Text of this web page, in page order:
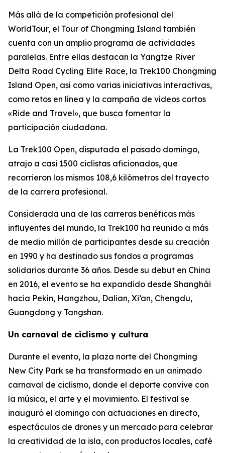
Más allá de la competición profesional del
WorldTour, el Tour of Chongming Island también
cuenta con un amplio programa de actividades
paralelas. Entre ellas destacan la Yangtze River
Delta Road Cycling Elite Race, la Trek100 Chongming
Island Open, así como varias iniciativas interactivas,
como retos en línea y la campaña de vídeos cortos
«Ride and Travel», que busca fomentar la
participación ciudadana.
La Trek100 Open, disputada el pasado domingo,
atrajo a casi 1500 ciclistas aficionados, que
recorrieron los mismos 108,6 kilómetros del trayecto
de la carrera profesional.
Considerada una de las carreras benéficas más
influyentes del mundo, la Trek100 ha reunido a más
de medio millón de participantes desde su creación
en 1990 y ha destinado sus fondos a programas
solidarios durante 36 años. Desde su debut en China
en 2016, el evento se ha expandido desde Shanghái
hacia Pekín, Hangzhou, Dalian, Xi’an, Chengdu,
Guangdong y Tangshan.
Un carnaval de ciclismo y cultura
Durante el evento, la plaza norte del Chongming
New City Park se ha transformado en un animado
carnaval de ciclismo, donde el deporte convive con
la música, el arte y el movimiento. El festival se
inauguró el domingo con actuaciones en directo,
espectáculos de drones y un mercado para celebrar
la creatividad de la isla, con productos locales, café